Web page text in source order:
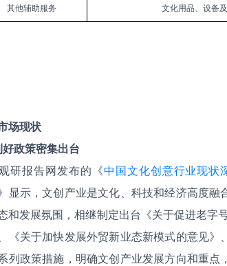
其他辅助服务 文化用品、设备
场现状
好政策密集出台
研报告网发布的《中国文化创意行业现状
显示，文创产业是文化、科技和经济高度
和发展氛围，相继制定出台《关于促进老字
《关于加快发展外贸新业态新模式的意见》
列政策措施，明确文创产业发展方向和重